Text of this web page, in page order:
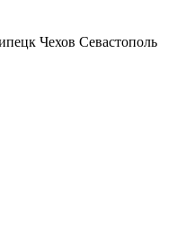
Чехов Севастополь